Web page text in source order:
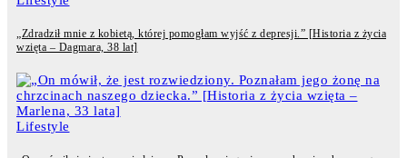
„Zdradził mnie z kobietą, której pomogłam wyjść z depresji.” [Historia z życia
wzięta – Dagmara, 38 lat]
Lifestyle